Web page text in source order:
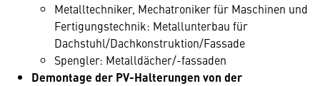
Metalltechniker, Mechatroniker für Maschinen und
Fertigungstechnik: Metallunterbau für
Dachstuhl/Dachkonstruktion/Fassade
Spengler: Metalldächer/-fassaden
Demontage der PV-Halterungen von der